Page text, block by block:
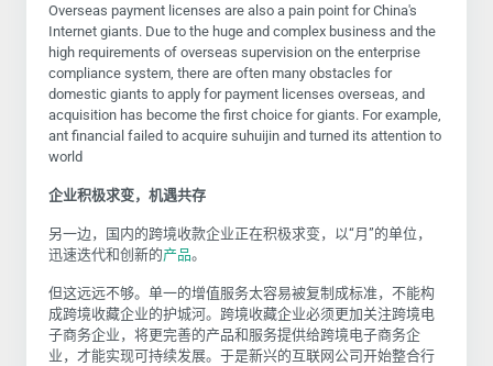
Overseas payment licenses are also a pain point for China's
Internet giants. Due to the huge and complex business and the
high requirements of overseas supervision on the enterprise
compliance system, there are often many obstacles for
domestic giants to apply for payment licenses overseas, and
acquisition has become the first choice for giants. For example,
ant financial failed to acquire suhuijin and turned its attention to
world
企业积极求变，机遇共存
另一边，国内的跨境收款企业正在积极求变，以“月”的单位，
迅速迭代和创新的产品。
但这远远不够。单一的增值服务太容易被复制成标准，不能构
成跨境收藏企业的护城河。跨境收藏企业必须更加关注跨境电
子商务企业，将更完善的产品和服务提供给跨境电子商务企
业，才能实现可持续发展。于是新兴的互联网公司开始整合行